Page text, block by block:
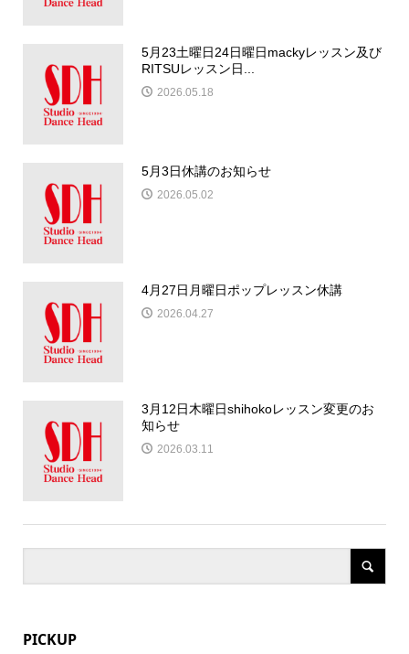
5月23土曜日24日曜日mackyレッスン及び
RITSUレッスン日...
2026.05.18
5月3日休講のお知らせ
2026.05.02
4月27日月曜日ポップレッスン休講
2026.04.27
3月12日木曜日shihokoレッスン変更のお
知らせ
2026.03.11
PICKUP